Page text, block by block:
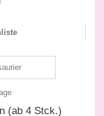
(ab 4 Stck.)